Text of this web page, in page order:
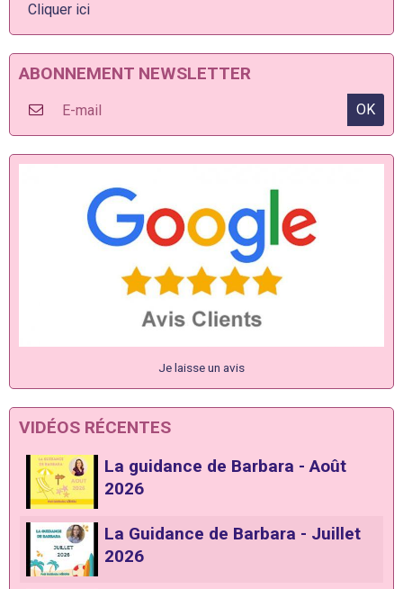
Cliquer ici
ABONNEMENT NEWSLETTER
OK
Je laisse un avis
VIDÉOS RÉCENTES
La guidance de Barbara - Août
2026
La Guidance de Barbara - Juillet
2026